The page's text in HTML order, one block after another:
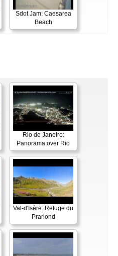
Sdot Jam: Caesarea
Beach
Rio de Janeiro:
Panorama over Rio
Val-d'Isère: Refuge du
Prariond